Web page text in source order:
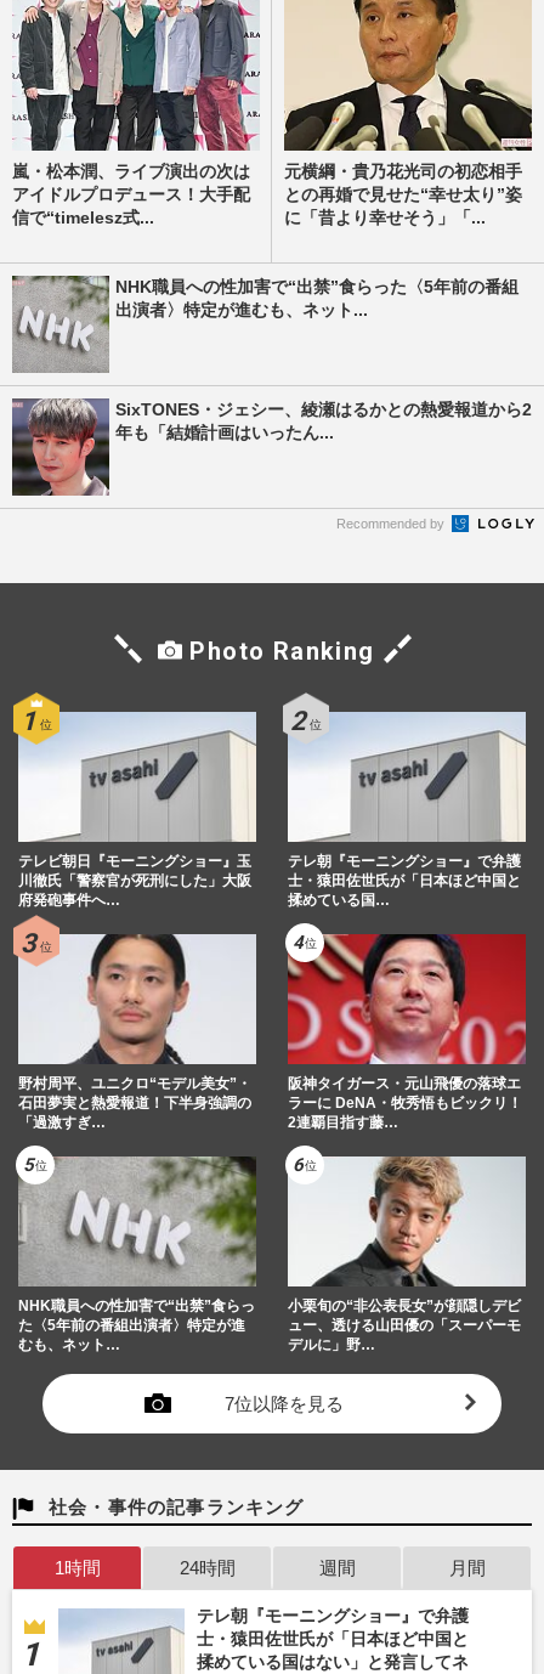
嵐・松本潤、ライブ演出の次は
アイドルプロデュース！大手配
信で“timelesz式...
元横綱・貴乃花光司の初恋相手
との再婚で見せた“幸せ太り”姿
に「昔より幸せそう」「...
NHK職員への性加害で“出禁”食らった〈5年前の番組
出演者〉特定が進むも、ネット...
SixTONES・ジェシー、綾瀬はるかとの熱愛報道から2
年も「結婚計画はいったん...
Recommended by
Photo Ranking
テレビ朝日『モーニングショー』玉
川徹氏「警察官が死刑にした」大阪
府発砲事件へ…
テレ朝『モーニングショー』で弁護
士・猿田佐世氏が「日本ほど中国と
揉めている国…
野村周平、ユニクロ“モデル美女”・
石田夢実と熱愛報道！下半身強調の
「過激すぎ…
阪神タイガース・元山飛優の落球エ
ラーに DeNA・牧秀悟もビックリ！
2連覇目指す藤…
NHK職員への性加害で“出禁”食らっ
た〈5年前の番組出演者〉特定が進
むも、ネット…
小栗旬の“非公表長女”が顔隠しデビ
ュー、透ける山田優の「スーパーモ
デルに」野…
7位以降を見る
社会・事件の記事ランキング
1時間 24時間 週間 月間
テレ朝『モーニングショー』で弁護
士・猿田佐世氏が「日本ほど中国と
揉めている国はない」と発言してネ